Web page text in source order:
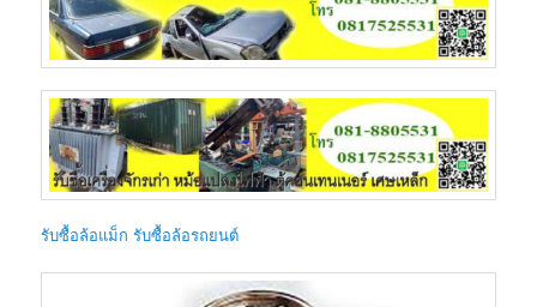
รับซื้อล้อแม็ก รับซื้อล้อรถยนต์